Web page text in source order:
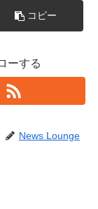
コピー
ーする
News Lounge